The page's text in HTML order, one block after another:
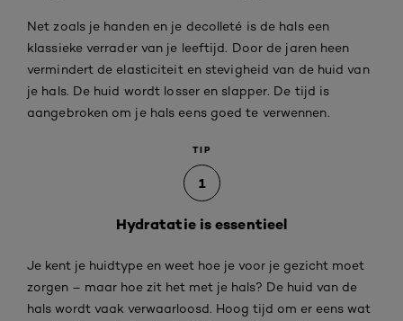
Net zoals je handen en je decolleté is de hals een
klassieke verrader van je leeftijd. Door de jaren heen
vermindert de elasticiteit en stevigheid van de huid van
je hals. De huid wordt losser en slapper. De tijd is
aangebroken om je hals eens goed te verwennen.
TIP
1
Hydratatie is essentieel
Je kent je huidtype en weet hoe je voor je gezicht moet
zorgen – maar hoe zit het met je hals? De huid van de
hals wordt vaak verwaarloosd. Hoog tijd om er eens wat